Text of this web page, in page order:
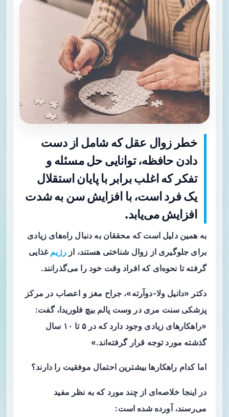
خطر زوال عقل که شامل از دست
دادن حافظه، توانایی حل مسئله و
تفکر که اغلب برابر با پایان استقلال
یک فرد است، با افزایش سن به شدت
افزایش می‌یابد.
به همین دلیل است که محققان به دنبال راه‌های زیادی
برای جلوگیری از زوال شناختی هستند، ازرژیم غذایی
گرفته تا نحوه‌ای که افراد وقت خود را می‌گذرانند.
دکتر «دانیل ولا-دوآرته»، جراح مغز و اعصاب در مرکز
پزشکی سنت مری در وست پالم بیچ فلوریدا، گفت:
«راهکارهای زیادی وجود دارد که در ۵ تا ۱۰ سال
گذشته مورد توجه قرار گرفته‌اند.»
اما کدام راهکارها بیشترین احتمال موفقیت را دارند؟
در اینجا خلاصه‌ای از چند مورد که به نظر مفید
می‌رسند، آورده شده است: